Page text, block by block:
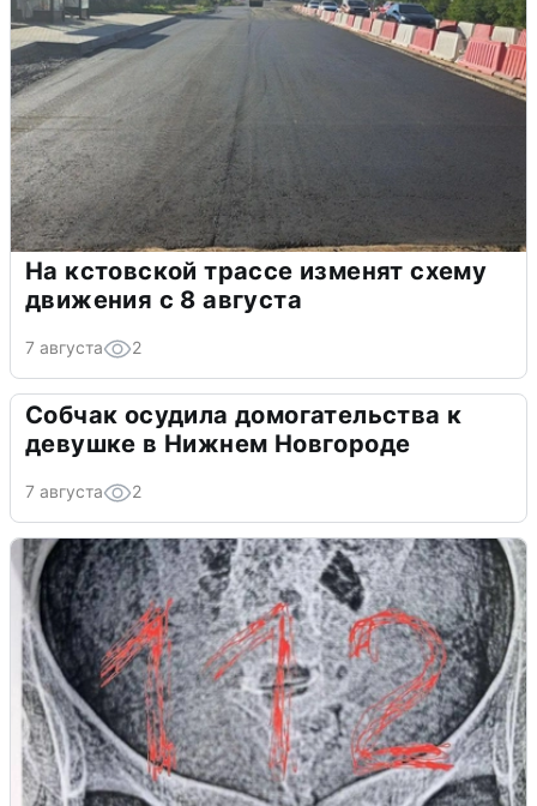
На кстовской трассе изменят схему
движения с 8 августа
7 августа 2
Собчак осудила домогательства к
девушке в Нижнем Новгороде
7 августа 2